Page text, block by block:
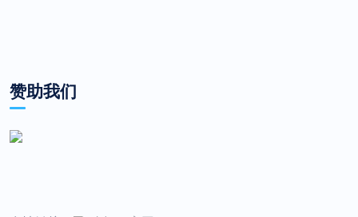
赞助我们